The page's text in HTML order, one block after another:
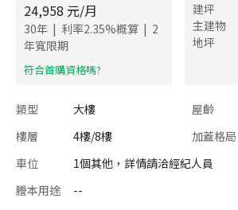
24,958 元/月
30年 | 利率2.35%概算 | 2
年寬限期
​符合首購資格嗎?
建坪
主建物
地坪
類型 大樓 屋齡
樓層
4樓/8樓 加蓋格局
車位
1個其他，詳情請洽經紀人員
謄本用途
--